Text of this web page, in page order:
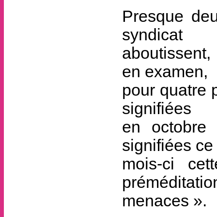
Presque
syndicat
en examen,
pour quatre
signifiées
en octobre
signifiées ce
mois-ci
menaces ».